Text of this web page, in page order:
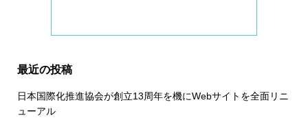
最近の投稿
日本国際化推進協会が創立13周年を機にWebサイトを全面リニ
ューアル